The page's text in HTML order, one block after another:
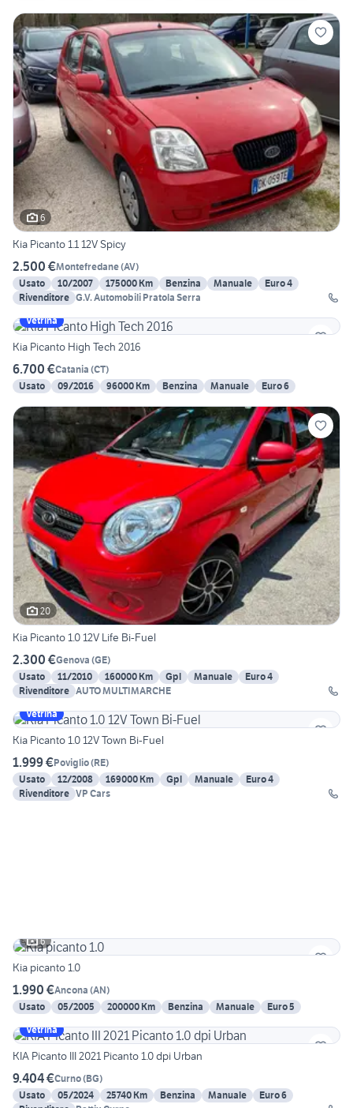
6
Kia Picanto 1.1 12V Spicy
2.500 €Montefredane(AV)
Usato
10/2007 175000 Km Benzina Manuale
Euro 4
Rivenditore G.V. Automobili Pratola Serra
Vetrina
Kia Picanto High Tech 2016
6.700 €Catania (CT)
Usato
09/2016 96000 Km Benzina Manuale Euro 6
20
Kia Picanto 1.0 12V Life Bi-Fuel
2.300 €Genova (GE)
Usato
11/2010 160000 Km Gpl Manuale
Euro 4
Rivenditore AUTO MULTIMARCHE
Vetrina
Kia Picanto 1.0 12V Town Bi-Fuel
1.999 €Poviglio(RE)
Usato
12/2008 169000 Km Gpl Manuale
Euro 4
Rivenditore VP Cars
6
Kia picanto 1.0
1.990 €Ancona (AN)
Usato
05/2005 200000 Km Benzina Manuale
Euro 5
Vetrina
KIA Picanto III 2021 Picanto 1.0 dpi Urban
9.404 €Curno(BG)
Usato
05/2024 25740 Km Benzina Manuale
Euro 6